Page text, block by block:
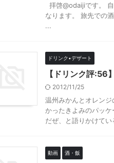
拝啓@odaijiです。
なります。 旅先での
...
ドリンク•デザート
【ドリンク評
2012/11/25
温州みかんとオレン
かったきよみのパッ
だぜ、と語りかけてい
動画 酒・飯